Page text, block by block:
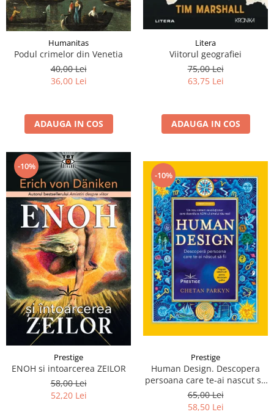
Humanitas
Podul crimelor din Venetia
40,00 Lei
36,00 Lei
ADAUGA IN COS
Litera
Viitorul geografiei
75,00 Lei
63,75 Lei
ADAUGA IN COS
-10%
Prestige
ENOH si intoarcerea ZEILOR
58,00 Lei
52,20 Lei
-10%
Prestige
Human Design. Descopera
persoana care te-ai nascut sa
fii
65,00 Lei
58,50 Lei